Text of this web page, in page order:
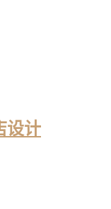
设计